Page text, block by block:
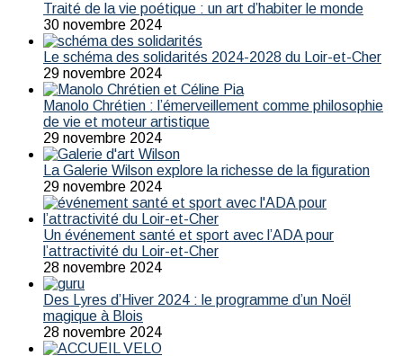
Traité de la vie poétique : un art d’habiter le monde
30 novembre 2024
Le schéma des solidarités 2024-2028 du Loir-et-Cher
29 novembre 2024
Manolo Chrétien : l’émerveillement comme philosophie
de vie et moteur artistique
29 novembre 2024
La Galerie Wilson explore la richesse de la figuration
29 novembre 2024
Un événement santé et sport avec l’ADA pour
l’attractivité du Loir-et-Cher
28 novembre 2024
Des Lyres d’Hiver 2024 : le programme d’un Noël
magique à Blois
28 novembre 2024